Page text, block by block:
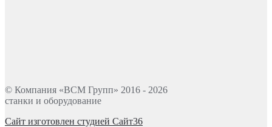
© Компания «ВСМ Групп» 2016 - 2026
станки и оборудование
Сайт изготовлен студией Сайт36